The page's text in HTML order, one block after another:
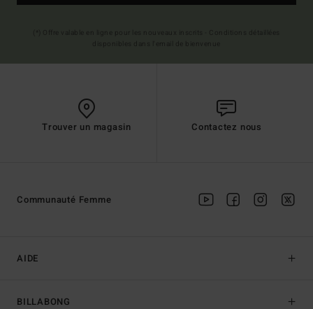
Trouver un magasin Contactez nous
AIDE
BILLABONG
Communauté Femme